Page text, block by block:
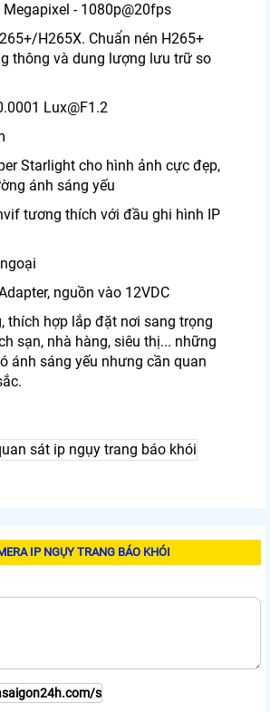
- 1080p@20fps
H265X. Chuẩn nén H265+
thông và dung lượng lưu trữ so
Lux@F1.2
Starlight cho hình ảnh cực đẹp,
ánh sáng yếu
tương thích với đầu ghi hình IP
nguồn vào 12VDC
thích hợp lắp đặt nơi sang trọng
sạn, nhà hàng, siêu thị... những
ánh sáng yếu nhưng cần quan
IP NGỤY TRANG BÁO KHÓI